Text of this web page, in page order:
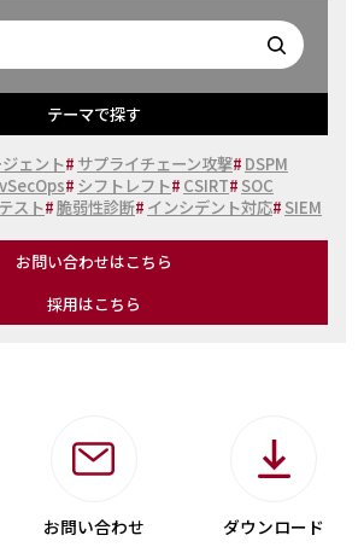
テーマで探す
ェント# サプライチェーン攻撃# DSPM
# シフトレフト# CSIRT# SOC
スト#脆弱性診断# インシデント対応# SIEM
お問い合わせはこちら
採用はこちら
お問い合わせ ダウンロード